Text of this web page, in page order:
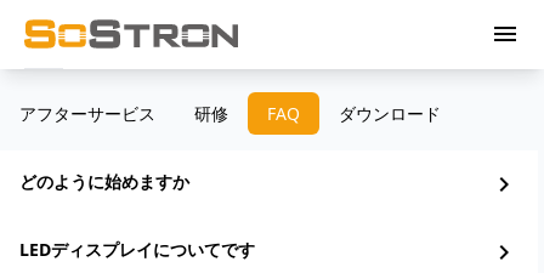
menu
アフターサービス 研修 FAQ ダウンロード
どのように始めますか chevron_right
LEDディスプレイについてです chevron_right